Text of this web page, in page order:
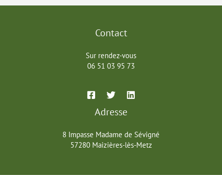
Contact
Sur rendez-vous
06 51 03 95 73
Adresse
8 Impasse Madame de Sévigné
57280 Maizières-lès-Metz